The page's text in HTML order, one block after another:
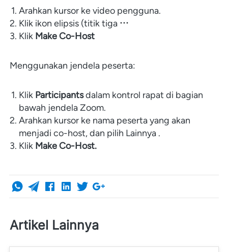
Arahkan kursor ke video pengguna.
Klik ikon elipsis (titik tiga
Klik Make Co-Host
Menggunakan jendela peserta:
Klik Participants dalam kontrol rapat di bagian
bawah jendela Zoom.
Arahkan kursor ke nama peserta yang akan
menjadi co-host, dan pilih Lainnya .
Klik Make Co-Host.
Artikel Lainnya